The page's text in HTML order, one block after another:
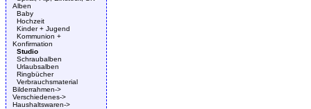
Alben
Baby
Hochzeit
Kinder + Jugend
Kommunion +
Konfirmation
Studio
Schraubalben
Urlaubsalben
Ringbücher
Verbrauchsmaterial
Bilderrahmen->
Verschiedenes->
Haushaltswaren->